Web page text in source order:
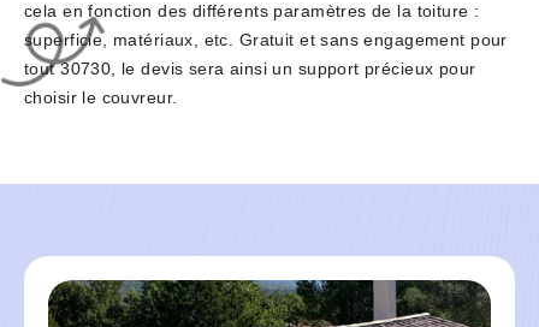
cela en fonction des différents paramètres de la toiture :
superficie, matériaux, etc. Gratuit et sans engagement pour
tout 30730, le devis sera ainsi un support précieux pour
choisir le couvreur.